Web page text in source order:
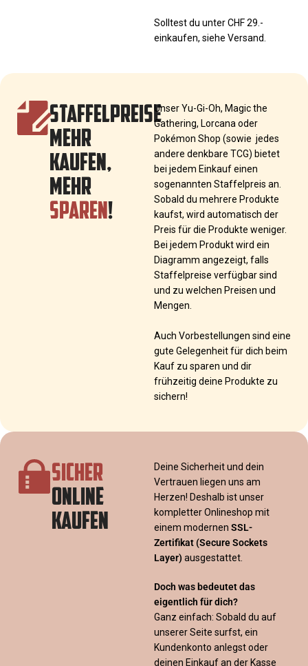
Solltest du unter CHF 29.-
einkaufen, siehe Versand.
STAFFELPREISE
MEHR
KAUFEN,
MEHR
SPAREN!
Unser Yu-Gi-Oh, Magic the
Gathering, Lorcana oder
Pokémon Shop (sowie jedes
andere denkbare TCG) bietet
bei jedem Einkauf einen
sogenannten Staffelpreis an.
Sobald du mehrere Produkte
kaufst, wird automatisch der
Preis für die Produkte weniger.
Bei jedem Produkt wird ein
Diagramm angezeigt, falls
Staffelpreise verfügbar sind
und zu welchen Preisen und
Mengen.
Auch Vorbestellungen sind eine
gute Gelegenheit für dich beim
Kauf zu sparen und dir
frühzeitig deine Produkte zu
sichern!
SICHER
ONLINE
KAUFEN
Deine Sicherheit und dein
Vertrauen liegen uns am
Herzen! Deshalb ist unser
kompletter Onlineshop mit
einem modernen SSL-
Zertifikat (Secure Sockets
Layer) ausgestattet.
Doch was bedeutet das
eigentlich für dich?
Ganz einfach: Sobald du auf
unserer Seite surfst, ein
Kundenkonto anlegst oder
deinen Einkauf an der Kasse